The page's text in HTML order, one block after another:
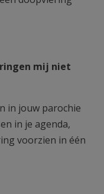
mij niet
in jouw parochie
in je agenda,
voorzien in één